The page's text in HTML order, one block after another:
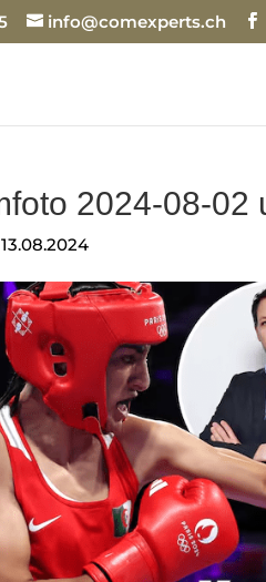
info@comexperts.ch
2024-08-02
13.08.2024